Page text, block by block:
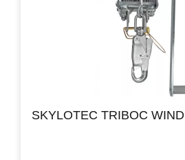
SKYLOTEC TRIBOC WIND